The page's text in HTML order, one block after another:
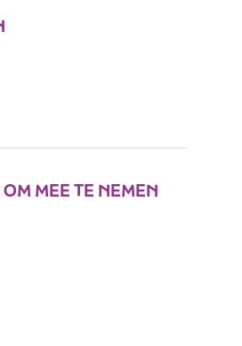
MEE TE NEMEN